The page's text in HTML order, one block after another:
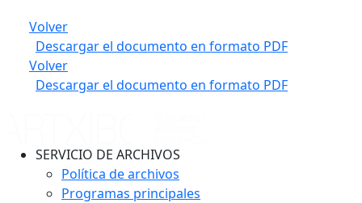
Volver
Descargar el documento en formato PDF
Volver
Descargar el documento en formato PDF
SERVICIO DE ARCHIVOS
Política de archivos
Programas principales